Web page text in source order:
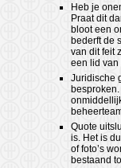
Heb je
Praat dit
bloot een
bederft de
van dit feit
een lid van
Juridische
Quote
is. Het is
of foto’s
bestaand